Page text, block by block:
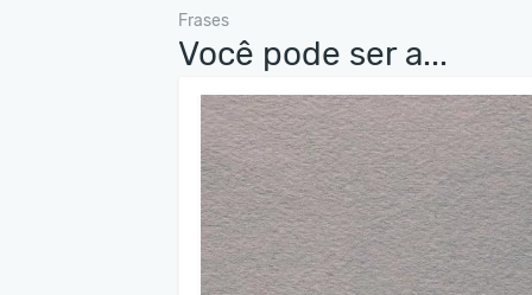
Frases
Você pode ser a...